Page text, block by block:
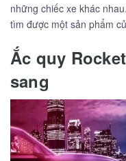
những chiếc xe khác
tìm được một sản phẩm
Ắc quy
sang